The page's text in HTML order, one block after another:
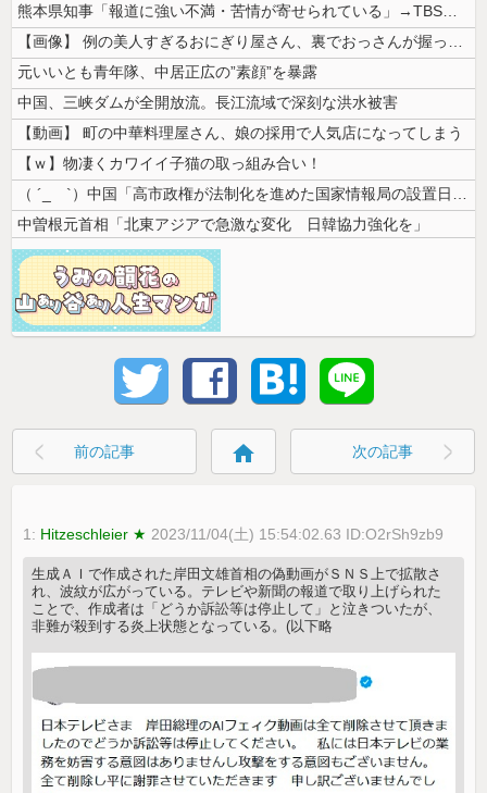
熊本県知事「報道に強い不満・苦情が寄せられている」→TBSの報道特集が...
【画像】 例の美人すぎるおにぎり屋さん、裏でおっさんが握っていたｗｗｗ...
元いいとも青年隊、中居正広の”素顔”を暴露
中国、三峡ダムが全開放流。長江流域で深刻な洪水被害
【動画】 町の中華料理屋さん、娘の採用で人気店になってしまう
【ｗ】物凄くカワイイ子猫の取っ組み合い！
（ ´_ゝ`）中国「高市政権が法制化を進めた国家情報局の設置日が7月3...
中曽根元首相「北東アジアで急激な変化 日韓協力強化を」
前の記事 home 次の記事
1: Hitzeschleier ★ 2023/11/04(土) 15:54:02.63 ID:O2rSh9zb9
生成ＡＩで作成された岸田文雄首相の偽動画がＳＮＳ上で拡散さ
れ、波紋が広がっている。テレビや新聞の報道で取り上げられた
ことで、作成者は「どうか訴訟等は停止して」と泣きついたが、
非難が殺到する炎上状態となっている。(以下略